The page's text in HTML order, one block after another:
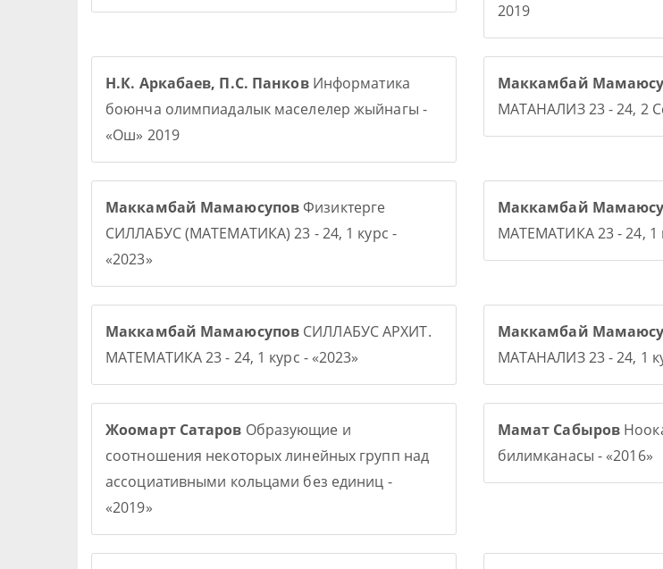
2019
Н.К. Аркабаев, П.С. ПанковИнформатика
боюнча олимпиадалык маселелер жыйнагы -
«Ош» 2019
Маккамбай
МАТАНАЛИЗ 23 - 24, 2
Маккамбай МамаюсуповФизиктерге
СИЛЛАБУС (МАТЕМАТИКА) 23 - 24, 1 курс -
«2023»
Маккамбай
МАТЕМАТИКА 23 - 24, 1
Маккамбай Мамаюсупов СИЛЛАБУС АРХИТ.
МАТЕМАТИКА 23 - 24, 1 курс - «2023»
Маккамбай
МАТАНАЛИЗ 23 - 24, 1
Жоомарт Сатаров Образующие и
соотношения некоторых линейных групп над
ассоциативными кольцами без единиц -
«2019»
Мамат Сабыров
билимканасы - «2016»